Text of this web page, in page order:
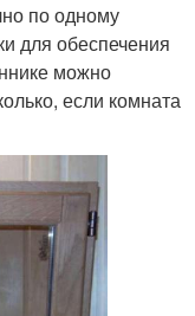
по одному
для обеспечения
можно
если комната